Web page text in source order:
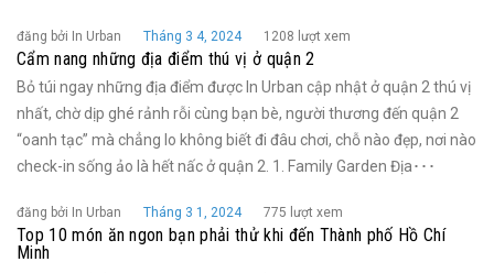
đăng bởi In Urban Tháng 3 4, 2024 1208 lượt xem
Cẩm nang những địa điểm thú vị ở quận 2
Bỏ túi ngay những địa điểm được In Urban cập nhật ở quận 2 thú vị
nhất, chờ dịp ghé rảnh rỗi cùng bạn bè, người thương đến quận 2
“oanh tạc” mà chẳng lo không biết đi đâu chơi, chỗ nào đẹp, nơi nào
check-in sống ảo là hết nấc ở quận 2. 1. Family Garden Địa･･･
đăng bởi In Urban Tháng 3 1, 2024 775 lượt xem
Top 10 món ăn ngon bạn phải thử khi đến Thành phố Hồ Chí
Minh